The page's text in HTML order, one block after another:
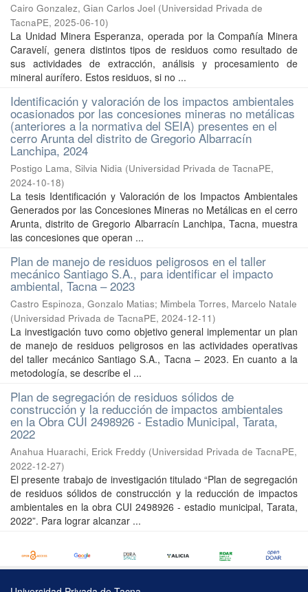
Cairo Gonzalez, Gian Carlos Joel (Universidad Privada de
TacnaPE, 2025-06-10)
La Unidad Minera Esperanza, operada por la Compañía Minera
Caravelí, genera distintos tipos de residuos como resultado de
sus actividades de extracción, análisis y procesamiento de
mineral aurífero. Estos residuos, si no ...
Identificación y valoración de los impactos ambientales
ocasionados por las concesiones mineras no metálicas
(anteriores a la normativa del SEIA) presentes en el
cerro Arunta del distrito de Gregorio Albarracín
Lanchipa, 2024
Postigo Lama, Silvia Nidia (Universidad Privada de TacnaPE,
2024-10-18)
La tesis Identificación y Valoración de los Impactos Ambientales
Generados por las Concesiones Mineras no Metálicas en el cerro
Arunta, distrito de Gregorio Albarracín Lanchipa, Tacna, muestra
las concesiones que operan ...
Plan de manejo de residuos peligrosos en el taller
mecánico Santiago S.A., para identificar el impacto
ambiental, Tacna – 2023
Castro Espinoza, Gonzalo Matias; Mimbela Torres, Marcelo Natale
(Universidad Privada de TacnaPE, 2024-12-11)
La investigación tuvo como objetivo general implementar un plan
de manejo de residuos peligrosos en las actividades operativas
del taller mecánico Santiago S.A., Tacna – 2023. En cuanto a la
metodología, se describe el ...
Plan de segregación de residuos sólidos de
construcción y la reducción de impactos ambientales
en la Obra CUI 2498926 - Estadio Municipal, Tarata,
2022
Anahua Huarachi, Erick Freddy (Universidad Privada de TacnaPE,
2022-12-27)
El presente trabajo de investigación titulado “Plan de segregación
de residuos sólidos de construcción y la reducción de impactos
ambientales en la obra CUI 2498926 - estadio municipal, Tarata,
2022”. Para lograr alcanzar ...